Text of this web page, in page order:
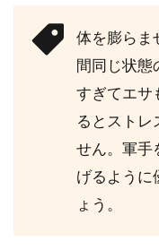
体を膨らま
間同じ状態
すぎてエサ
るとストレ
せん。軍手
げるように
ょう。